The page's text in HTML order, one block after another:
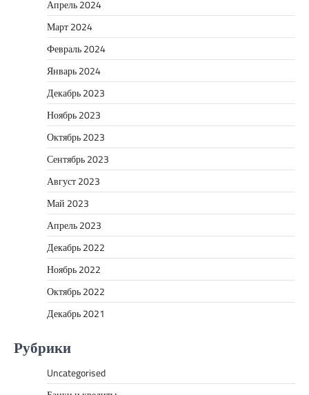
Апрель 2024
Март 2024
Февраль 2024
Январь 2024
Декабрь 2023
Ноябрь 2023
Октябрь 2023
Сентябрь 2023
Август 2023
Май 2023
Апрель 2023
Декабрь 2022
Ноябрь 2022
Октябрь 2022
Декабрь 2021
Рубрики
Uncategorised